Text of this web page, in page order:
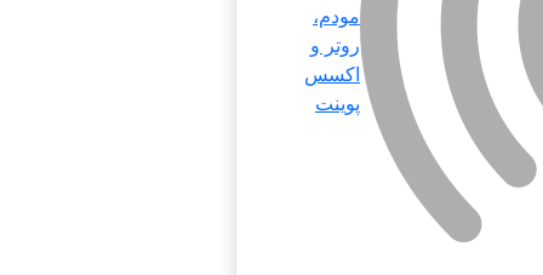
مودم،
روتر و
اکسس
پوینت